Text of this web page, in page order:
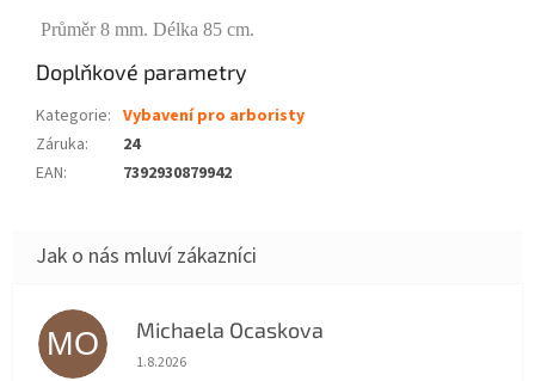
Průměr 8 mm. Délka 85 cm.
Doplňkové parametry
Kategorie: Vybavení pro arboristy
Záruka:
24
EAN: 7392930879942
MO Michaela Ocaskova
Hodnocení obchodu je 5 z 5 hvězdiček.
1.8.2026